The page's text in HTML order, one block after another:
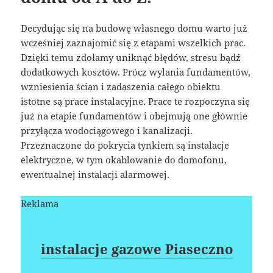
Decydując się na budowę własnego domu warto już
wcześniej zaznajomić się z etapami wszelkich prac.
Dzięki temu zdołamy uniknąć błędów, stresu bądź
dodatkowych kosztów. Prócz wylania fundamentów,
wzniesienia ścian i zadaszenia całego obiektu
istotne są prace instalacyjne. Prace te rozpoczyna się
już na etapie fundamentów i obejmują one głównie
przyłącza wodociągowego i kanalizacji.
Przeznaczone do pokrycia tynkiem są instalacje
elektryczne, w tym okablowanie do domofonu,
ewentualnej instalacji alarmowej.
Reklama
instalacje gazowe Piaseczno